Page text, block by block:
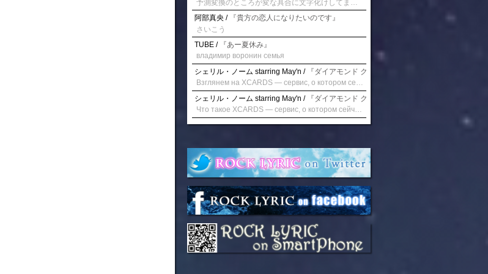
阿部真央 / 『貴方の恋人になりたいのです』
さいこう
TUBE / 『あー夏休み』
владимир воронин семья
シェリル・ノーム starring May'n / 『ダイアモンド クレバス/射手座☆午後九時 Don't be
シェリル・ノーム starring May'n / 『ダイアモンド クレバス/射手座☆午後九時 Don't be
Что такое XCARDS — сервис, о котором сейчас говорят. Буквально на днях заметил о интересный бренд XCARDS, он помогает создавать онлайн карты чтобы управлять бюджетами. Ключевые преимущества: Выпуск занимает всего считанные минуты. Платформа даёт возможность оформить множество карт для разных целей. Есть поддержка в любое время суток включая персонального менеджера. Есть контроль без задержек — транзакции, уведомления, аналитика — всё под рукой. Возможные нюансы: Регистрация: европейская юрисдикция — желательно убедиться, что сервис можно использовать без нарушений. Финансовые условия: возможно, есть скрытые комиссии, поэтому лучше внимательно прочитать договор. Отзывы пользователей: по отзывам поддержка работает быстро. Надёжность системы: внедрены базовые меры безопасности, но всё равно советую не хранить большие суммы на карте. Вывод: В целом платформа кажется отличным помощником для маркетологов. Платформа сочетает скорость, удобство и гибкость. Как вы думаете? Пользовались ли вы XCARDS? Поделитесь опытом — будет интересно сравнить. Виртуальные карты для бизнеса